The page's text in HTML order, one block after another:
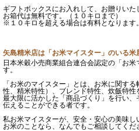
ギフトボックスにお入れして、お贈りいた
お箱代は無料です。（１０キロまで）
※１０キロを超える場合は有料となります。
矢島精米店は「お米マイスター」のいる米
日本米穀小売商業組合連合会認定の「お
す。
「お米のマイスター」とは、お米に関す
性、精米特性）、ブレンド特性、炊飯特
最大限に活かした「商品づくり」を行い
伝えることができる者です。
私お米マイスターが、安全・安心の美味し
お米のことなら、なんでもご相談してくだ